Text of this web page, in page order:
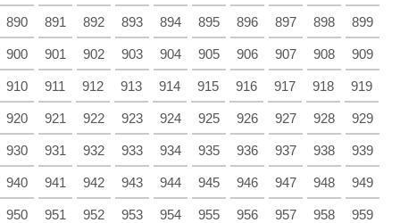
890 891 892 893 894 895 896 897 898 899
900 901 902 903 904 905 906 907 908 909
910 911 912 913 914 915 916 917 918 919
920 921 922 923 924 925 926 927 928 929
930 931 932 933 934 935 936 937 938 939
940 941 942 943 944 945 946 947 948 949
950 951 952 953 954 955 956 957 958 959